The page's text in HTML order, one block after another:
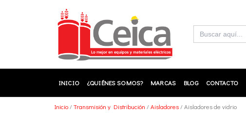
Buscar:
INICIO ¿QUIÉNES SOMOS? MARCAS BLOG CONTACTO
Inicio /Transmisión y Distribución /Aisladores / Aisladores de vidrio